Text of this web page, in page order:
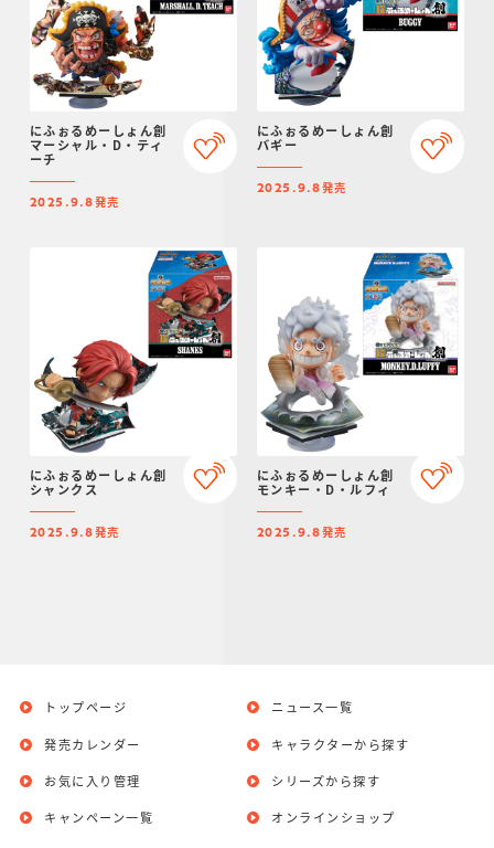
にふぉるめーしょん創
マーシャル・D・ティ
ーチ
2025.9.8発売
にふぉるめーしょん創
バギー
2025.9.8発売
にふぉるめーしょん創
シャンクス
2025.9.8発売
にふぉるめーしょん創
モンキー・D・ルフィ
2025.9.8発売
トップページ
発売カレンダー
お気に入り管理
ニュース一覧
キャラクターから探す
シリーズから探す
キャンペーン一覧 オンラインショップ